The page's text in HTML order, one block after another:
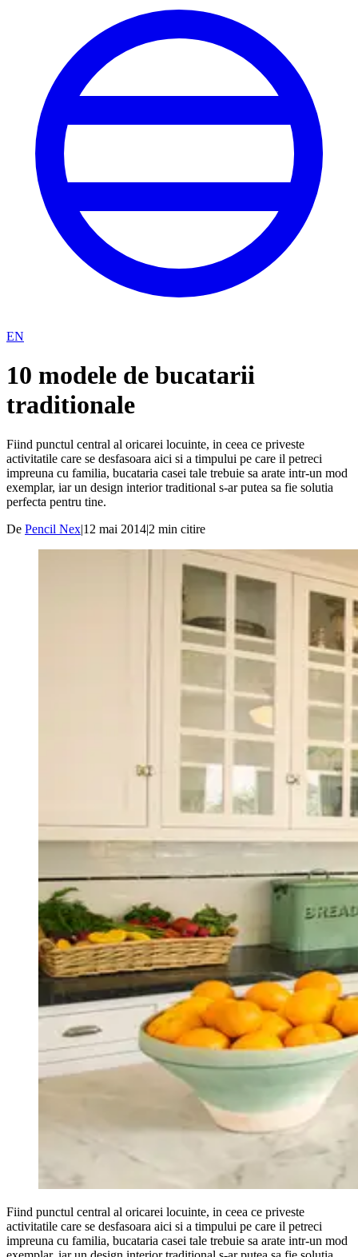
EN
10 modele de bucatarii
traditionale
Fiind punctul central al oricarei locuinte, in ceea ce priveste
activitatile care se desfasoara aici si a timpului pe care il petreci
impreuna cu familia, bucataria casei tale trebuie sa arate intr-un mod
exemplar, iar un design interior traditional s-ar putea sa fie solutia
perfecta pentru tine.
De Pencil Nex|12 mai 2014|2 min citire
Fiind punctul central al oricarei locuinte, in ceea ce priveste
activitatile care se desfasoara aici si a timpului pe care il petreci
impreuna cu familia, bucataria casei tale trebuie sa arate intr-un mod